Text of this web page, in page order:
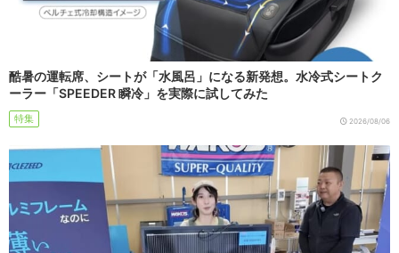
酷暑の運転席、シートが「水風呂」になる新発想。水冷式シートク
ーラー「SPEEDER 瞬冷」を実際に試してみた
特集 2026/08/06